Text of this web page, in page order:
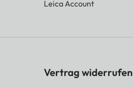
Leica Account
Vertrag widerrufen